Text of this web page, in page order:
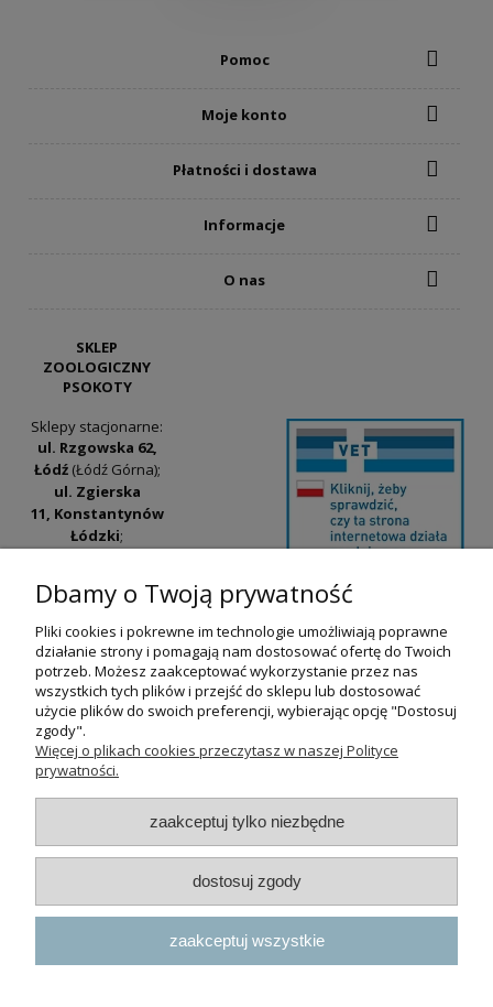
Pomoc
Moje konto
Płatności i dostawa
Informacje
O nas
SKLEP
ZOOLOGICZNY
PSOKOTY
Sklepy stacjonarne:
ul. Rzgowska 62,
Łódź(Łódź Górna);
ul. Zgierska
11, Konstantynów
Łódzki;
Widzew).
Godziny otwarcia:
pn-pt 9:00-17:00
+48 530 230 483
psokoty@psokoty.pl
Sklep internetowy Shoper.pl
Dbamy o Twoją prywatność
Pliki cookies i pokrewne im technologie umożliwiają poprawne
działanie strony i pomagają nam dostosować ofertę do Twoich
potrzeb. Możesz zaakceptować wykorzystanie przez nas
wszystkich tych plików i przejść do sklepu lub dostosować
użycie plików do swoich preferencji, wybierając opcję "Dostosuj
zgody".
Więcej o plikach cookies przeczytasz w naszej Polityce
prywatności.
zaakceptuj tylko niezbędne
dostosuj zgody
zaakceptuj wszystkie